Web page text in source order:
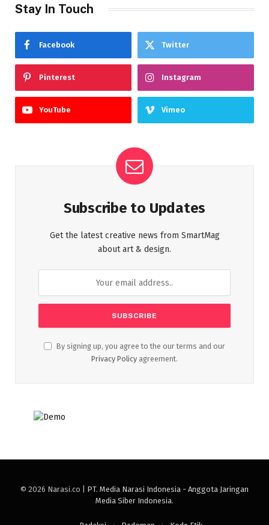
Stay In Touch
Facebook Twitter
Pinterest Instagram
YouTube Vimeo
Subscribe to Updates
Get the latest creative news from SmartMag
about art & design.
By signing up, you agree to the our terms and our
Privacy Policy agreement.
© 2026 Narasi.co | PT. Media Narasi Indonesia - Anggota Jaringan
Media Siber Indonesia.